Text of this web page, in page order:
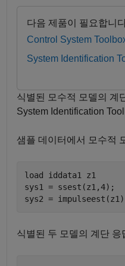
다음 제품이 필요합니
Control System
System Identification
식별된 모수적 모델의 계
System Identification
샘플 데이터에서 모수적
load iddata1
z1
sys1 = ssest(z1,4);
sys2 =
식별된 두 모델의 계단